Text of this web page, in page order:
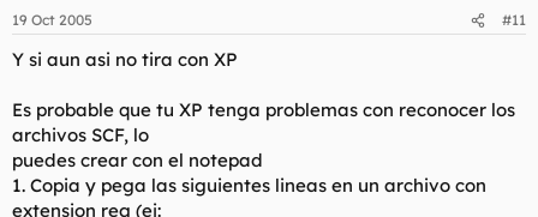
19 Oct 2005 #11
Y si aun asi no tira con XP
Es probable que tu XP tenga problemas con reconocer los
archivos SCF, lo
puedes crear con el notepad
1. Copia y pega las siguientes lineas en un archivo con
extension reg (ej: